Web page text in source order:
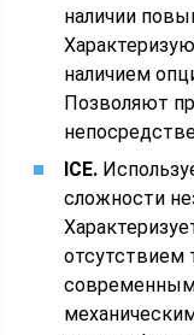
наличии
наличием
Позволяют
ICE.
сложности
отсутствием